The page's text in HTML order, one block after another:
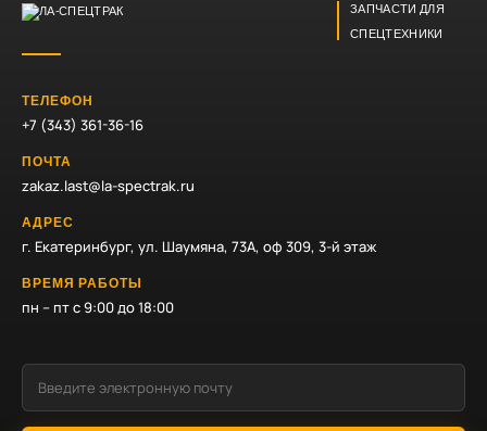
ЗАПЧАСТИ ДЛЯ
СПЕЦТЕХНИКИ
ТЕЛЕФОН
+7 (343) 361-36-16
ПОЧТА
zakaz.last@la-spectrak.ru
АДРЕС
г. Екатеринбург, ул. Шаумяна, 73А, оф 309, 3-й этаж
ВРЕМЯ РАБОТЫ
пн – пт с 9:00 до 18:00